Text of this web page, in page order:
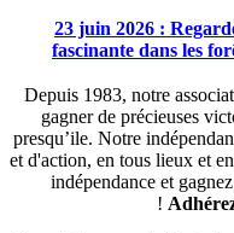
23 juin 2026 :
fascinante dans les
Depuis 1983, notre
gagner de précieuses
presqu’ile. Notre
et d'action, en tous lieux et
indépendance et
!